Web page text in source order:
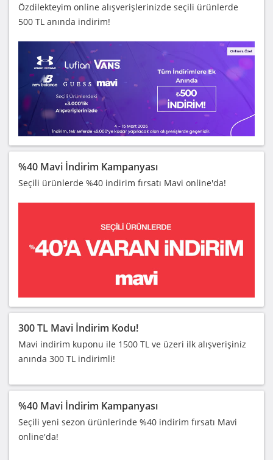
Özdilekteyim online alışverişlerinizde seçili ürünlerde
500 TL anında indirim!
%40 Mavi İndirim Kampanyası
Seçili ürünlerde %40 indirim fırsatı Mavi online'da!
300 TL Mavi İndirim Kodu!
Mavi indirim kuponu ile 1500 TL ve üzeri ilk alışverişiniz
anında 300 TL indirimli!
%40 Mavi İndirim Kampanyası
Seçili yeni sezon ürünlerinde %40 indirim fırsatı Mavi
online'da!